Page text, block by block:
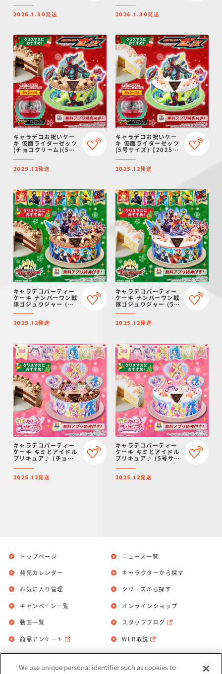
2026.1.30発送 2026.1.30発送
キャラデコお祝いケー
キ 仮面ライダーゼッツ
(チョコクリーム)(5号
発送・クリスマス予
約】
2025.12発送
キャラデコお祝いケー
キ 仮面ライダーゼッツ
(5号サイズ)【2025年
予約】
2025.12発送
キャラデコパーティー
ケーキ ナンバーワン戦
隊ゴジュウジャー (チ
ョコクリーム)(5号サ
イズ)【2025年12月発
送・クリスマス予約】
2025.12発送
キャラデコパーティー
ケーキ ナンバーワン戦
隊ゴジュウジャー (5号
サイズ)【2025年12月
発送・クリスマス予
約】
2025.12発送
キャラデコパーティー
ケーキ キミとアイドル
プリキュア♪ (チョコ
【2025年12月発送・
クリスマス予約】
2025.12発送
キャラデコパーティー
ケーキ キミとアイドル
プリキュア♪ (5号サイ
送・クリスマス予約】
2025.12発送
トップページ
発売カレンダー
お気に入り管理
ニュース一覧
キャラクターから探す
シリーズから探す
キャンペーン一覧
動画一覧
商品アンケート
オンラインショップ
スタッフブログ
WEB取説
We use unique personal identifier such as cookies to